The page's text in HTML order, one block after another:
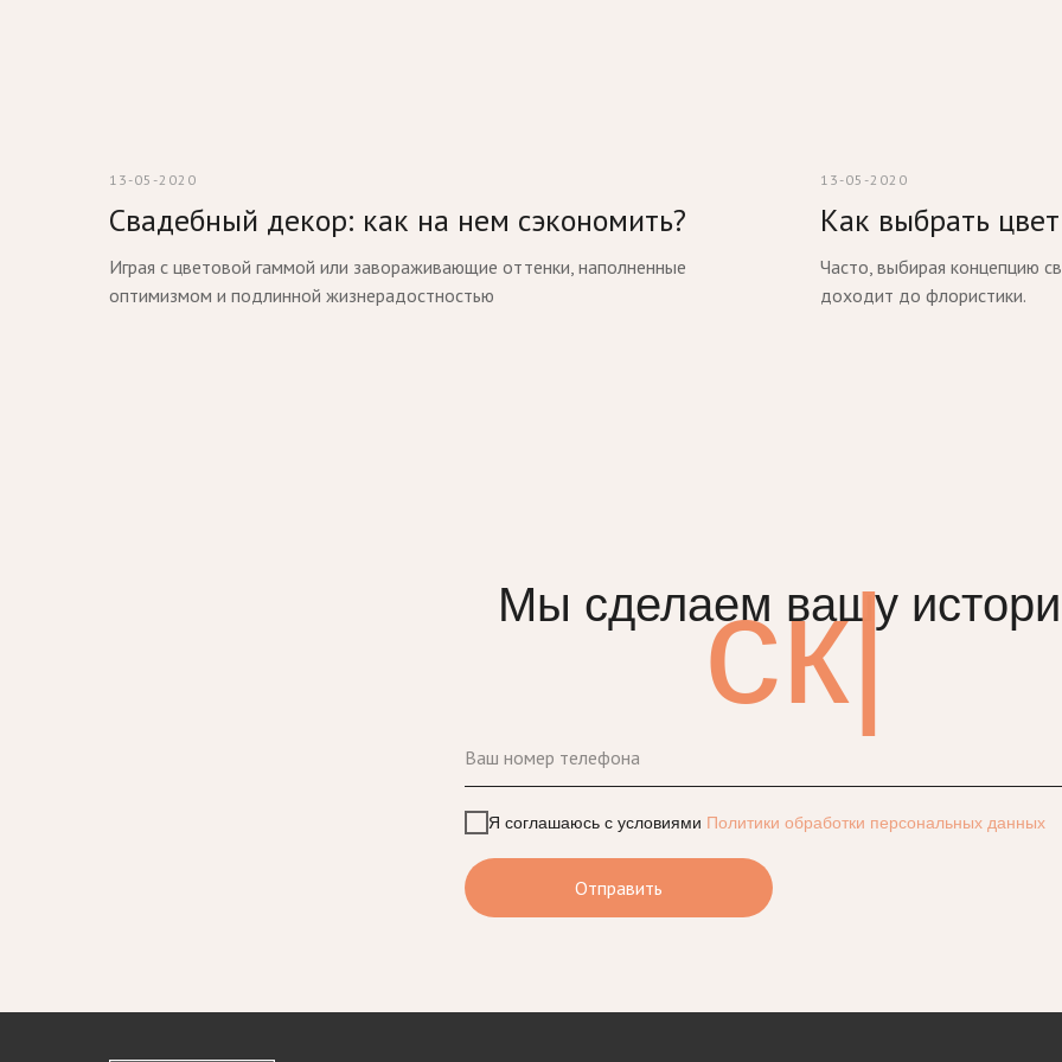
13-05-2020
Свадебный декор: как на нем сэкономить?
Играя с цветовой гаммой или завораживающие оттенки, наполненные
оптимизмом и подлинной жизнерадостностью
13-05-2020
Как выбрать
Часто, выбирая концепцию
доходит до флористики.
Мы сделаем вашу
сказоч|
Я соглашаюсь с условиями Политики обработки персональных данных
Отправить